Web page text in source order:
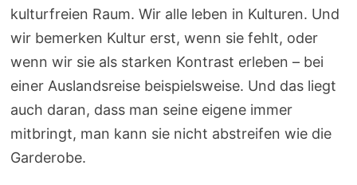
kulturfreien Raum. Wir alle leben in Kulturen. Und
wir bemerken Kultur erst, wenn sie fehlt, oder
wenn wir sie als starken Kontrast erleben – bei
einer Auslandsreise beispielsweise. Und das liegt
auch daran, dass man seine eigene immer
mitbringt, man kann sie nicht abstreifen wie die
Garderobe.